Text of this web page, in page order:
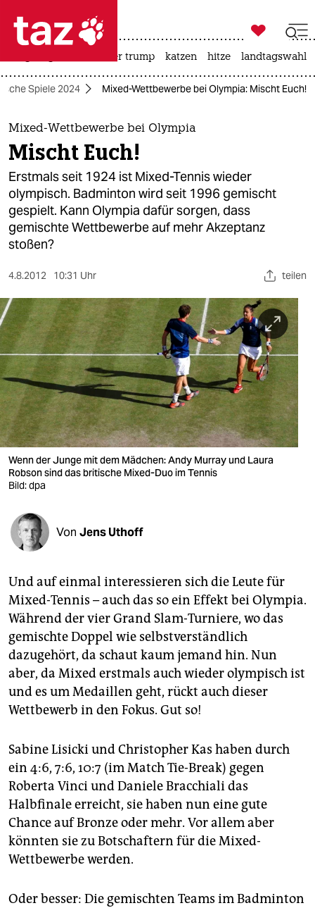
 taz zahl ich
taz zahl ich
themen
politik
öko
gesellschaft
kultur
berlin
nord
wahrheit
verlag
verlag
veranstaltungen
fragen & hilfe
unterstützen
abo
genossenschaft
epaper login

taz zahl ich
usa unter trump katzen hitze landtagswahl
Spiele 2024 Mixed-Wettbewerbe bei Olympia: Mischt Euch!
Mixed-Wettbewerbe bei Olympia
Mischt Euch!
Erstmals seit 1924 ist Mixed-Tennis wieder
olympisch. Badminton wird seit 1996 gemischt
gespielt. Kann Olympia dafür sorgen, dass
gemischte Wettbewerbe auf mehr Akzeptanz
stoßen?
4.8.2012 10:31 Uhr teilen
Wenn der Junge mit dem Mädchen: Andy Murray und Laura
Robson sind das britische Mixed-Duo im Tennis
Bild: dpa
Von Jens Uthoff
Und auf einmal interessieren sich die Leute für
Mixed-Tennis – auch das so ein Effekt bei Olympia.
Während der vier Grand Slam-Turniere, wo das
gemischte Doppel wie selbstverständlich
dazugehört, da schaut kaum jemand hin. Nun
aber, da Mixed erstmals auch wieder olympisch ist
und es um Medaillen geht, rückt auch dieser
Wettbewerb in den Fokus. Gut so!
Sabine Lisicki und Christopher Kas haben durch
ein 4:6, 7:6, 10:7 (im Match Tie-Break) gegen
Roberta Vinci und Daniele Bracchiali das
Halbfinale erreicht, sie haben nun eine gute
Chance auf Bronze oder mehr. Vor allem aber
könnten sie zu Botschaftern für die Mixed-
Wettbewerbe werden.
Oder besser: Die gemischten Teams im Badminton